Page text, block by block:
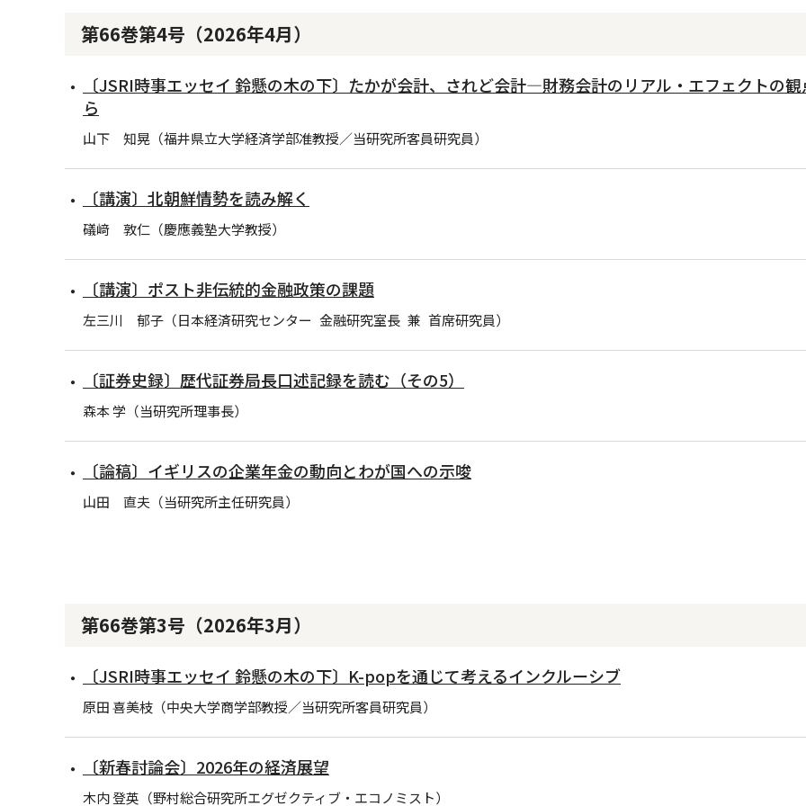
第66巻第4号（2026年4月）
〔JSRI時事エッセイ 鈴懸の木の下〕たかが会計、されど会計―財務会計のリアル・エフェクトの
ら
山下 知晃（福井県立大学経済学部准教授／当研究所客員研究員）
〔講演〕北朝鮮情勢を読み解く
礒﨑 敦仁（慶應義塾大学教授）
〔講演〕ポスト非伝統的金融政策の課題
左三川 郁子（日本経済研究センター 金融研究室長 兼 首席研究員）
〔証券史録〕歴代証券局長口述記録を読む（その5）
森本 学（当研究所理事長）
〔論稿〕イギリスの企業年金の動向とわが国への示唆
山田 直夫（当研究所主任研究員）
第66巻第3号（2026年3月）
〔JSRI時事エッセイ 鈴懸の木の下〕K-popを通じて考えるインクルーシブ
原田 喜美枝（中央大学商学部教授／当研究所客員研究員）
〔新春討論会〕2026年の経済展望
木内 登英（野村総合研究所エグゼクティブ・エコノミスト）